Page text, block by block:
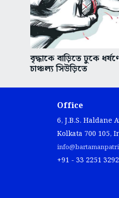
বৃদ্ধাকে বাড়িতে ঢুকে
চাঞ্চল্য সিউড়িতে
Office
6, J.B.S. Haldane
Kolkata 700 105,
+91 - 33 2251